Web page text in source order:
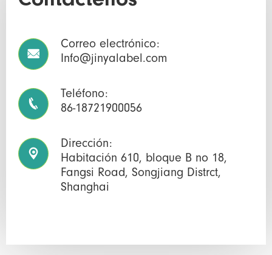

Correo electrónico:
Info@jinyalabel.com

Teléfono:
86-18721900056

Dirección:
Habitación 610, bloque B no 18,
Fangsi Road, Songjiang Distrct,
Shanghai